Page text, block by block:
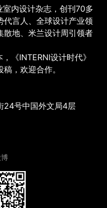
室内设计杂志，创刊70多
代言人、全球设计产业领
散地、米兰设计周引领者
《INTERNI设计时代》
，欢迎合作。
24号中国外文局4层